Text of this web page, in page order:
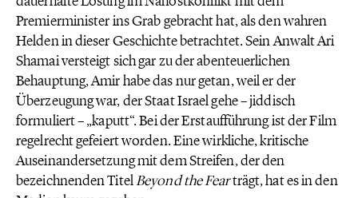
Premierminister ins Grab gebracht hat, als den wahren
Helden in dieser Geschichte betrachtet. Sein Anwalt Ari
Shamai versteigt sich gar zu der abenteuerlichen
Behauptung, Amir habe das nur getan, weil er der
Überzeugung war, der Staat Israel gehe – jiddisch
formuliert – „kaputt“. Bei der Erstaufführung ist der Film
regelrecht gefeiert worden. Eine wirkliche, kritische
Auseinandersetzung mit dem Streifen, der den
bezeichnenden TitelBeyondtheFearträgt, hat es in den